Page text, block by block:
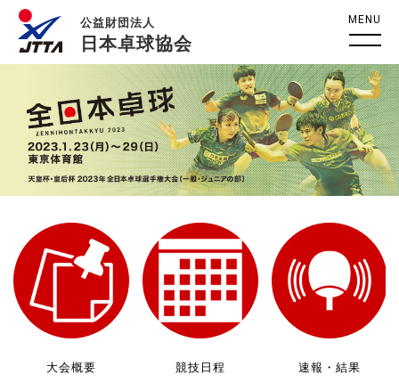
公益財団法人
日本卓球協会
MENU
大会概要 競技日程 速報・結果